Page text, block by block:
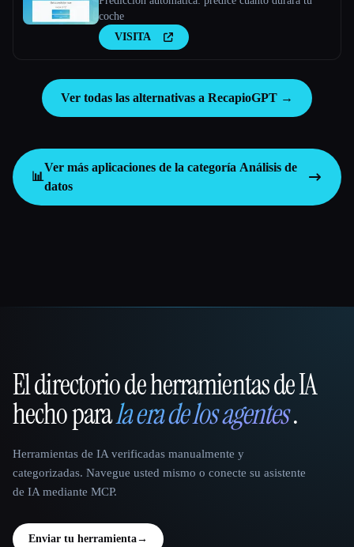
coche
VISITA
Ver todas las alternativas a RecapioGPT →
📊
Ver más aplicaciones de la categoría Análisis de
datos
That AI Collection
El directorio de herramientas de IA
hecho parala era de los agentes.
Herramientas de IA verificadas manualmente y
categorizadas. Navegue usted mismo o conecte su asistente
de IA mediante MCP.
Enviar tu herramienta→